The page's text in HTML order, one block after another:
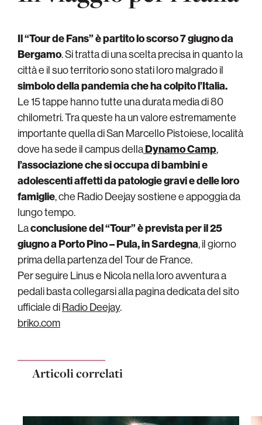
Il “Tour de Fans” è partito lo scorso 7 giugno da
Bergamo. Si tratta di una scelta precisa in quanto la
città e il suo territorio sono stati loro malgrado il
simbolo della pandemia che ha colpito l’Italia.
Le 15 tappe hanno tutte una durata media di 80
chilometri. Tra queste ha un valore estremamente
importante quella di San Marcello Pistoiese, località
dove ha sede il campus dellaDynamo Camp,
l’associazione che si occupa di bambini e
adolescenti affetti da patologie gravi e delle loro
famiglie, che Radio Deejay sostiene e appoggia da
lungo tempo.
Laconclusione del “Tour” è prevista per il 25
giugno a Porto Pino – Pula, in Sardegna, il giorno
prima della partenza del Tour de France.
Per seguire Linus e Nicola nella loro avventura a
pedali basta collegarsi alla pagina dedicata del sito
ufficiale diRadio Deejay.
briko.com
Articoli correlati